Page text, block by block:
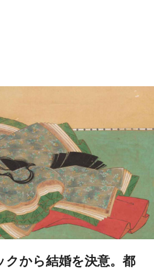
クから結婚を決意。都